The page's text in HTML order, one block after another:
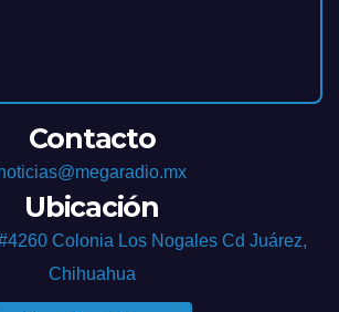
Contacto
Ubicación
Colonia Los Nogales Cd Juárez,
Chihuahua